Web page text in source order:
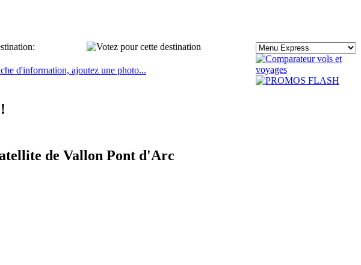
d'information, ajoutez une photo...
de Vallon Pont d'Arc